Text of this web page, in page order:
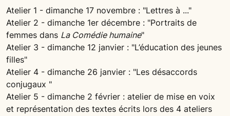
Atelier 1 - dimanche 17 novembre : "Lettres à ..."
Atelier 2 - dimanche 1er décembre : "Portraits de
femmes dans La Comédie humaine"
Atelier 3 - dimanche 12 janvier : "L’éducation des jeunes
filles"
Atelier 4 - dimanche 26 janvier : "Les désaccords
conjugaux "
Atelier 5 - dimanche 2 février : atelier de mise en voix
et représentation des textes écrits lors des 4 ateliers